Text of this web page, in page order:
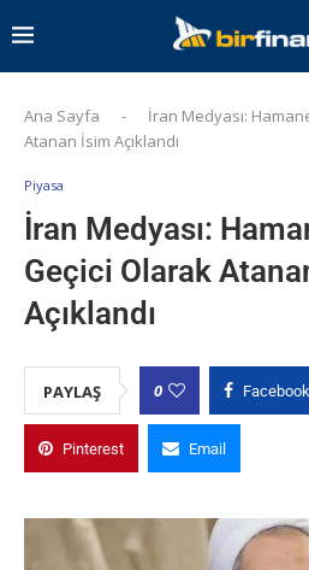
Ana Sayfa -
İran Medyası:
Atanan İsim Açıklandı
Piyasa
İran Medyası:
Geçici Olarak
Açıklandı
PAYLAŞ 0 Facebook
Pinterest Email